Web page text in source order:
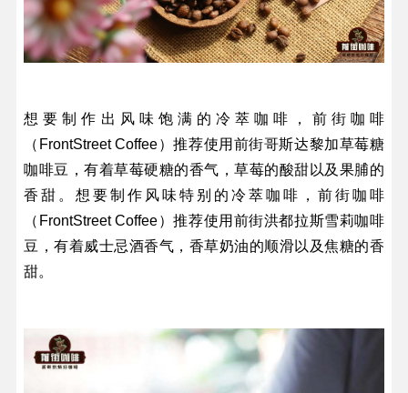
想要制作出风味饱满的冷萃咖啡，前街咖啡
（FrontStreet Coffee）推荐使用前街哥斯达黎加草莓糖
咖啡豆，有着草莓硬糖的香气，草莓的酸甜以及果脯的
香甜。想要制作风味特别的冷萃咖啡，前街咖啡
（FrontStreet Coffee）推荐使用前街洪都拉斯雪莉咖啡
豆，有着威士忌酒香气，香草奶油的顺滑以及焦糖的香
甜。